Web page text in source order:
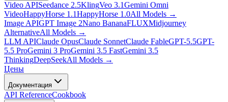
Video APISeedance 2.5KlingVeo 3.1Gemini Omni
VideoHappyHorse 1.1HappyHorse 1.0All Models →
Image APIGPT Image 2Nano BananaFLUXMidjourney
AlternativeAll Models →
LLM APIClaude OpusClaude SonnetClaude FableGPT-5.5GPT-
5.5 ProGemini 3 ProGemini 3.5 FastGemini 3.5
ThinkingDeepSeekAll Models →
Цены
Документация
API ReferenceCookbook